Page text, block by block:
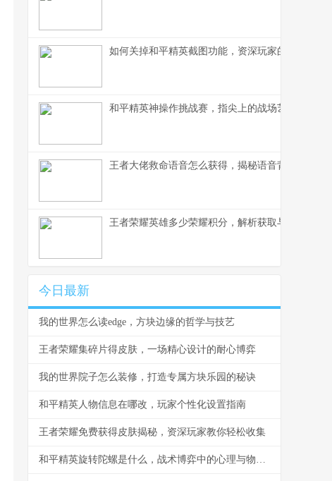
如何关掉和平精英截图功能，资深玩家的操作心得
和平精英神操作挑战赛，指尖上的战场艺术
王者大佬救命语音怎么获得，揭秘语音背后的荣耀
王者荣耀英雄多少荣耀积分，解析获取与使用之道
今日最新
我的世界怎么读edge，方块边缘的哲学与技艺
王者荣耀集碎片得皮肤，一场精心设计的耐心博弈
我的世界院子怎么装修，打造专属方块乐园的秘诀
和平精英人物信息在哪改，玩家个性化设置指南
王者荣耀免费获得皮肤揭秘，资深玩家教你轻松收集
和平精英旋转陀螺是什么，战术博弈中的心理与物理轴心